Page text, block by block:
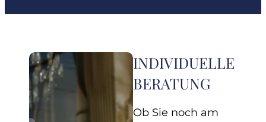
INDIVIDUELLE
BERATUNG
Ob Sie noch am